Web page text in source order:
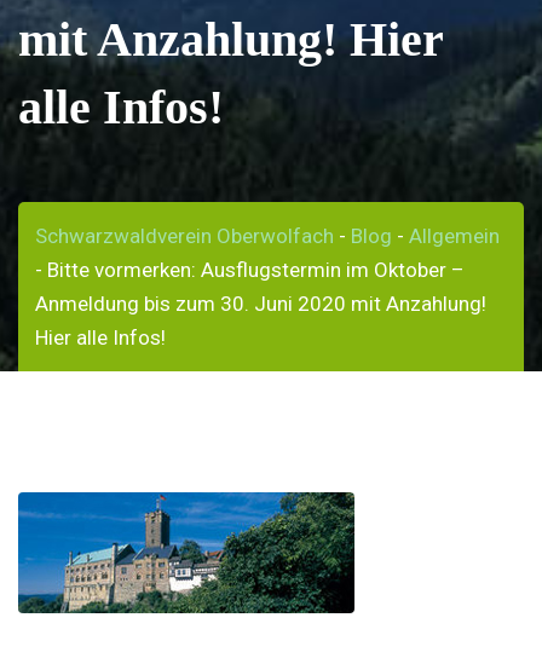
mit Anzahlung! Hier
alle Infos!
Schwarzwaldverein Oberwolfach - Blog - Allgemein
- Bitte vormerken: Ausflugstermin im Oktober –
Anmeldung bis zum 30. Juni 2020 mit Anzahlung!
Hier alle Infos!